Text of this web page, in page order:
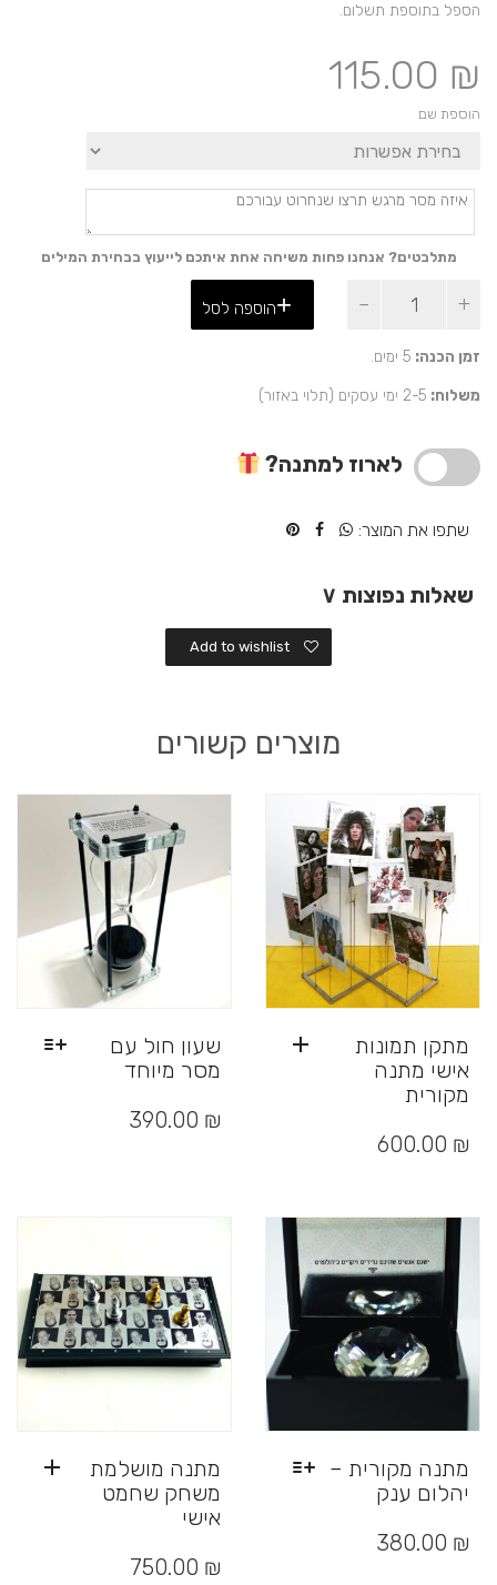
הספל בתוספת תשלום.
115.00 ₪
הוספת שם
מתלבטים? אנחנו פחות משיחה אחת איתכם לייעוץ בבחירת המילים
של
שוקולד
מיוחד
מסר
של
תודה
הוספה לסל
זמן הכנה: 5 ימים.
משלוח: 2-5 ימי עסקים (תלוי באזור)
לארוז למתנה?
שתפו את המוצר:
שאלות נפוצות ∨
Add to wishlist
מוצרים קשורים
שעון חול עם
מסר מיוחד
זה
בעמוד
המוצר
390.00 ₪
מתקן תמונות
אישי מתנה
מקורית
600.00 ₪
מתנה מושלמת
משחק שחמט
אישי
750.00 ₪
מתנה מקורית –
יהלום ענק
זה 380.00 ₪